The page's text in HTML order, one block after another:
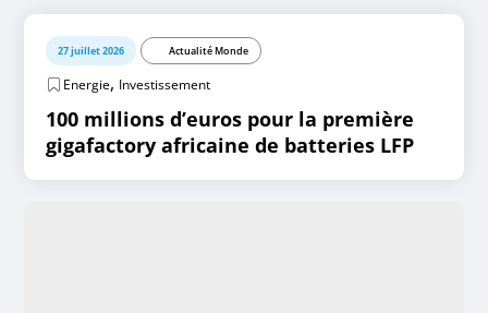
27 juillet 2026 Actualité Monde
Energie, Investissement
100 millions d’euros pour la première
gigafactory africaine de batteries LFP